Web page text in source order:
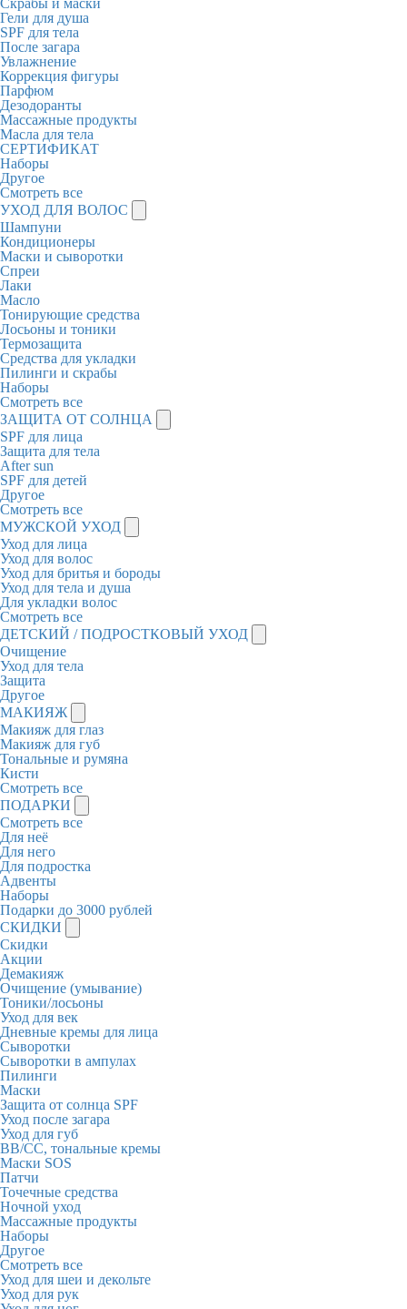
Скрабы и маски
Гели для душа
SPF для тела
После загара
Увлажнение
Коррекция фигуры
Парфюм
Дезодоранты
Массажные продукты
Масла для тела
СЕРТИФИКАТ
Наборы
Другое
Смотреть все
УХОД ДЛЯ ВОЛОС
Шампуни
Кондиционеры
Маски и сыворотки
Спреи
Лаки
Масло
Тонирующие средства
Лосьоны и тоники
Термозащита
Средства для укладки
Пилинги и скрабы
Наборы
Смотреть все
ЗАЩИТА ОТ СОЛНЦА
SPF для лица
Защита для тела
After sun
SPF для детей
Другое
Смотреть все
МУЖСКОЙ УХОД
Уход для лица
Уход для волос
Уход для бритья и бороды
Уход для тела и душа
Для укладки волос
Смотреть все
ДЕТСКИЙ / ПОДРОСТКОВЫЙ УХОД
Очищение
Уход для тела
Защита
Другое
МАКИЯЖ
Макияж для глаз
Макияж для губ
Тональные и румяна
Кисти
Смотреть все
ПОДАРКИ
Смотреть все
Для неё
Для него
Для подростка
Адвенты
Наборы
Подарки до 3000 рублей
СКИДКИ
Скидки
Акции
Демакияж
Очищение (умывание)
Тоники/лосьоны
Уход для век
Дневные кремы для лица
Сыворотки
Сыворотки в ампулах
Пилинги
Маски
Защита от солнца SPF
Уход после загара
Уход для губ
BB/CC, тональные кремы
Маски SOS
Патчи
Точечные средства
Ночной уход
Массажные продукты
Наборы
Другое
Смотреть все
Уход для шеи и декольте
Уход для рук